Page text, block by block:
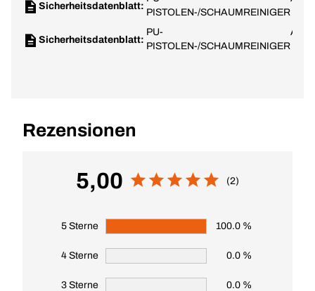
Sicherheitsdatenblatt:
PISTOLEN-/SCHAUMREINIGER(de)
Sicherheitsdatenblatt:
PU-
PISTOLEN-/SCHAUMREINIGER(de)
Rezensionen
5,00 (2)
5 Sterne 100.0 %
4 Sterne 0.0 %
3 Sterne 0.0 %